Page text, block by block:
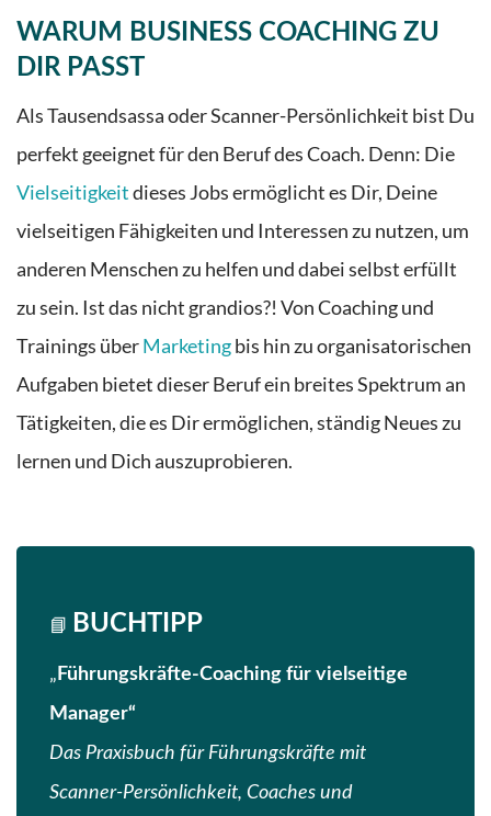
WARUM BUSINESS COACHING ZU
DIR PASST
Als Tausendsassa oder Scanner-Persönlichkeit bist Du
perfekt geeignet für den Berufdes Coach. Denn: Die
Vielseitigkeitdieses Jobs ermöglicht es Dir, Deine
vielseitigen Fähigkeiten und Interessen zu nutzen, um
anderen Menschen zu helfen und dabei selbst erfüllt
zu sein. Ist das nicht grandios?! Von Coachingund
Trainings überMarketingbis hin zu organisatorischen
Aufgaben bietet dieser Beruf ein breites Spektrum an
Tätigkeiten, die es Dir ermöglichen, ständig Neues zu
lernen und Dichauszuprobieren.
📘 BUCHTIPP
„ Führungskräfte-Coaching für vielseitige
Manager“
Das Praxisbuch für Führungskräfte mit
Scanner-Persönlichkeit, Coaches und